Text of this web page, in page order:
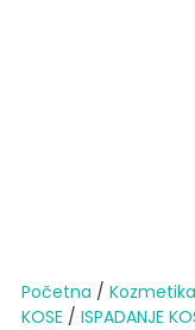
Početna /
KOSE / ISPADANJE